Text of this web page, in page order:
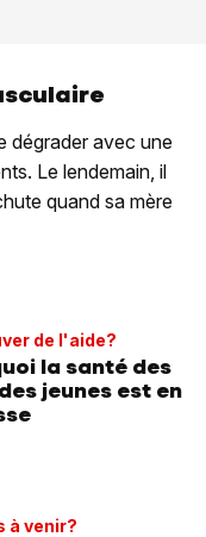
dégrader avec une
Le lendemain, il
quand sa mère
de l'aide?
la santé des
jeunes est en
à venir?